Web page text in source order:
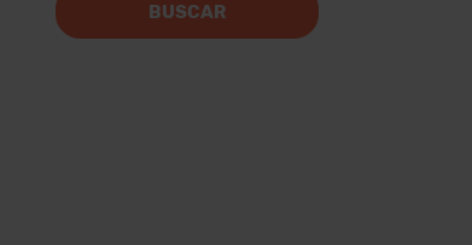
BUSCAR